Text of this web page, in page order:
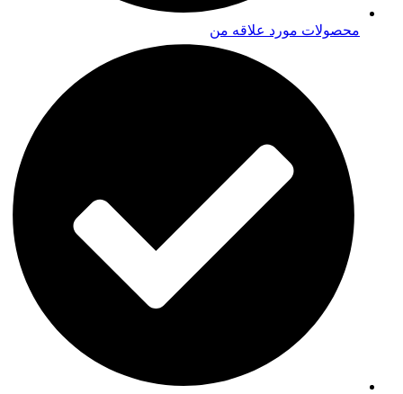
محصولات مورد علاقه من